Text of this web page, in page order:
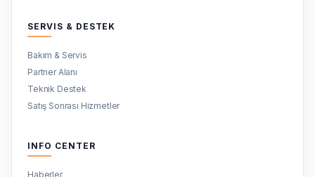
SERVIS & DESTEK
Bakım & Servis
Partner Alanı
Teknik Destek
Satış Sonrası Hizmetler
INFO CENTER
Haberler